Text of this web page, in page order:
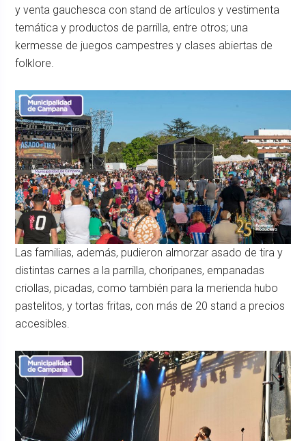
y venta gauchesca con stand de artículos y vestimenta
temática y productos de parrilla, entre otros; una
kermesse de juegos campestres y clases abiertas de
folklore.
Las familias, además, pudieron almorzar asado de tira y
distintas carnes a la parrilla, choripanes, empanadas
criollas, picadas, como también para la merienda hubo
pastelitos, y tortas fritas, con más de 20 stand a precios
accesibles.